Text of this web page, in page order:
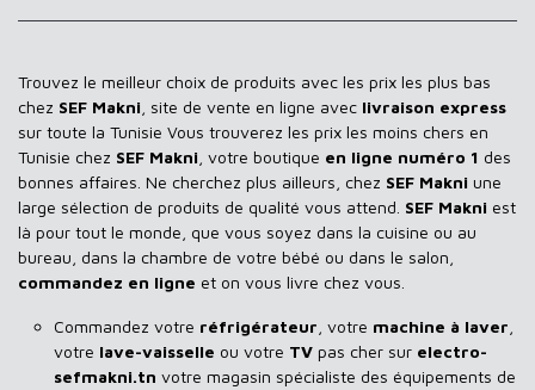
Trouvez le meilleur choix de produits avec les prix les plus bas
chez SEF Makni , site de vente en ligne avec livraison express
sur toute la Tunisie Vous trouverez les prix les moins chers en
Tunisie chez SEF Makni , votre boutique en ligne numéro 1 des
bonnes affaires. Ne cherchez plus ailleurs, chez SEF Makni une
large sélection de produits de qualité vous attend. SEF Makni est
là pour tout le monde, que vous soyez dans la cuisine ou au
bureau, dans la chambre de votre bébé ou dans le salon,
commandez en ligne et on vous livre chez vous.
Commandez votre réfrigérateur , votre machine à laver
votre lave-vaisselle ou votre TV pas cher sur electro-
sefmakni.tn votre magasin spécialiste des équipements de